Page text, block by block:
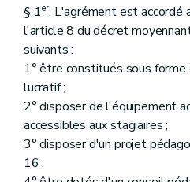
§ 1er. L'agrément est accordé
l'article 8 du décret
suivants :
1° être constitués sous
lucratif ;
2° disposer de l'équipement
accessibles aux stagiaires ;
3° disposer d'un projet
16 ;